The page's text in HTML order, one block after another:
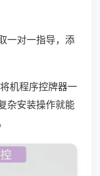
一对一指导，添
机程序控牌器一
杂安装操作就能